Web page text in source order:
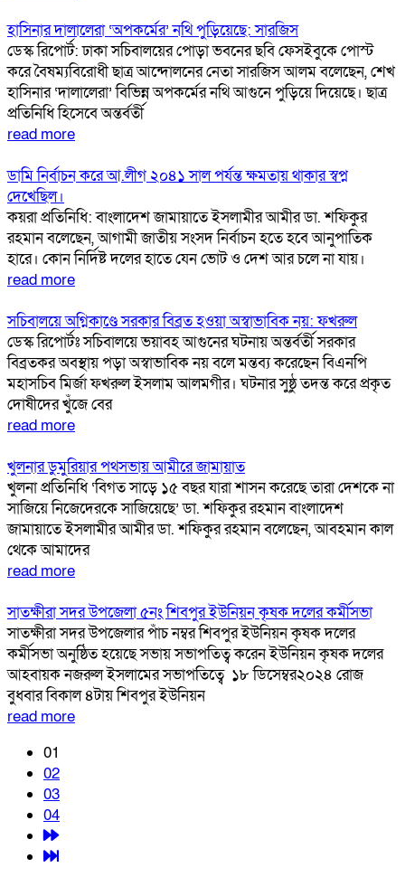
হাসিনার দালালেরা ‘অপকর্মের’ নথি পুড়িয়েছে: সারজিস
ডেস্ক রিপোর্ট: ঢাকা সচিবালয়ের পোড়া ভবনের ছবি ফেসইবুকে পোস্ট
করে বৈষম্যবিরোধী ছাত্র আন্দোলনের নেতা সারজিস আলম বলেছেন, শেখ
হাসিনার ‘দালালেরা’ বিভিন্ন অপকর্মের নথি আগুনে পুড়িয়ে দিয়েছে। ছাত্র
প্রতিনিধি হিসেবে অন্তর্বর্তী
read more
ডামি নির্বাচন করে আ.লীগ ২০৪১ সাল পর্যন্ত ক্ষমতায় থাকার স্বপ্ন
দেখেছিল।
কয়রা প্রতিনিধি: বাংলাদেশ জামায়াতে ইসলামীর আমীর ডা. শফিকুর
রহমান বলেছেন, আগামী জাতীয় সংসদ নির্বাচন হতে হবে আনুপাতিক
হারে। কোন নির্দিষ্ট দলের হাতে যেন ভোট ও দেশ আর চলে না যায়।
read more
সচিবালয়ে অগ্নিকাণ্ডে সরকার বিব্রত হওয়া অস্বাভাবিক নয়: ফখরুল
ডেস্ক রিপোর্টঃ সচিবালয়ে ভয়াবহ আগুনের ঘটনায় অন্তর্বর্তী সরকার
বিব্রতকর অবস্থায় পড়া অস্বাভাবিক নয় বলে মন্তব্য করেছেন বিএনপি
মহাসচিব মির্জা ফখরুল ইসলাম আলমগীর। ঘটনার সুষ্ঠু তদন্ত করে প্রকৃত
দোষীদের খুঁজে বের
read more
খুলনার ডুমুরিয়ার পথসভায় আমীরে জামায়াত
খুলনা প্রতিনিধি ‘বিগত সাড়ে ১৫ বছর যারা শাসন করেছে তারা দেশকে না
সাজিয়ে নিজেদেরকে সাজিয়েছে’ ডা. শফিকুর রহমান বাংলাদেশ
জামায়াতে ইসলামীর আমীর ডা. শফিকুর রহমান বলেছেন, আবহমান কাল
থেকে আমাদের
read more
সাতক্ষীরা সদর উপজেলা ৫নং শিবপুর ইউনিয়ন কৃষক দলের কর্মীসভা
সাতক্ষীরা সদর উপজেলার পাঁচ নম্বর শিবপুর ইউনিয়ন কৃষক দলের
কর্মীসভা অনুষ্ঠিত হয়েছে সভায় সভাপতিত্ব করেন ইউনিয়ন কৃষক দলের
আহবায়ক নজরুল ইসলামের সভাপতিত্বে ১৮ ডিসেম্বর২০২৪ রোজ
বুধবার বিকাল ৪টায় শিবপুর ইউনিয়ন
read more
01
02
03
04